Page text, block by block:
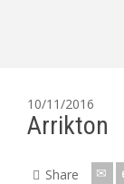
10/11/2016
Arrikton
Share